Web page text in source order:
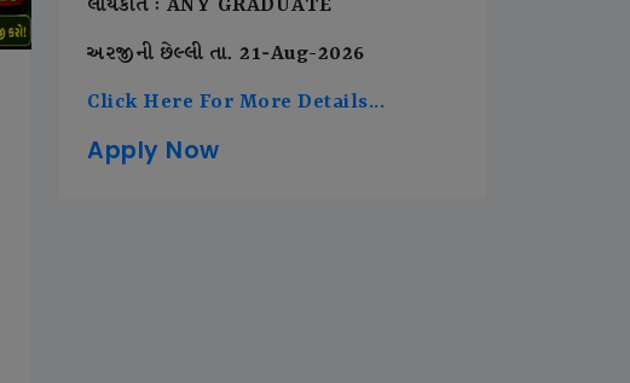
લાયકાત : ANY GRADUATE
અરજીની છેલ્લી તા. 21-Aug-2026
Click Here For More Details...
Apply Now